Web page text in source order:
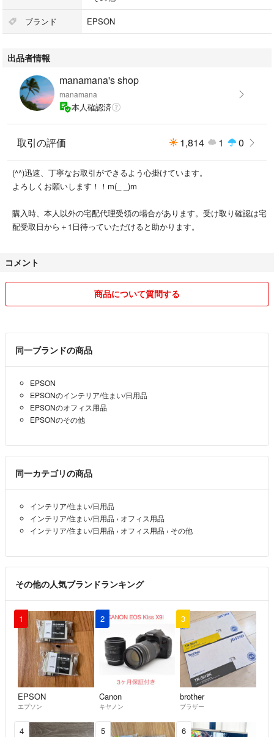
ブランド EPSON
出品者情報
manamana's shop
manamana
本人確認済
取引の評価 1,814 1 0
(^^)迅速、丁寧なお取引ができるよう心掛けています。
よろしくお願いします！！m(_ _)m
購入時、本人以外の宅配代理受領の場合があります。受け取り確認は宅
配受取日から＋1日待っていただけると助かります。
コメント
商品について質問する
同一ブランドの商品
EPSON
EPSONのインテリア/住まい/日用品
EPSONのオフィス用品
EPSONのその他
同一カテゴリの商品
インテリア/住まい/日用品
インテリア/住まい/日用品 › オフィス用品
インテリア/住まい/日用品 › オフィス用品 › その他
その他の人気ブランドランキング
1
EPSON
エプソン
2
Canon
キヤノン
3
brother
ブラザー
4 5 6